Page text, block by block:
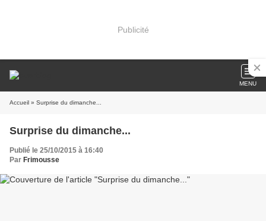
Publicité
MENU
Accueil » Surprise du dimanche...
Surprise du dimanche...
Publié le 25/10/2015 à 16:40
Par Frimousse